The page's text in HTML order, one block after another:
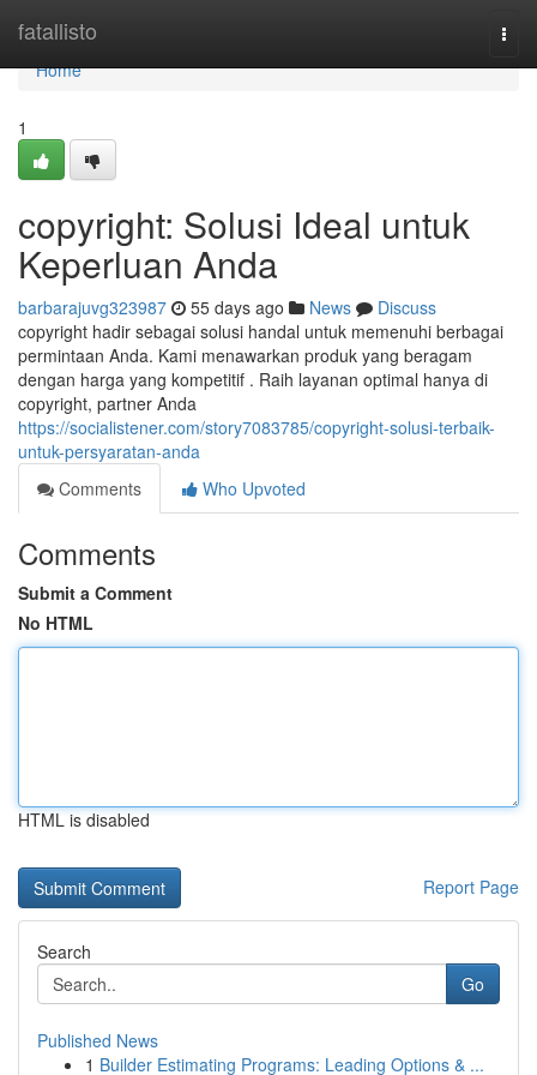
fatallisto
Home
Home
1
copyright: Solusi Ideal untuk
Keperluan Anda
barbarajuvg323987 55 days ago News
Discuss
copyright hadir sebagai solusi handal untuk memenuhi berbagai
permintaan Anda. Kami menawarkan produk yang beragam
dengan harga yang kompetitif . Raih layanan optimal hanya di
copyright, partner Anda
https://socialistener.com/story7083785/copyright-solusi-terbaik-
untuk-persyaratan-anda
Comments
Who Upvoted
Comments
Submit a Comment
No HTML
HTML is disabled
Report Page
Search
Go
Published News
1 Builder Estimating Programs: Leading Options & ...